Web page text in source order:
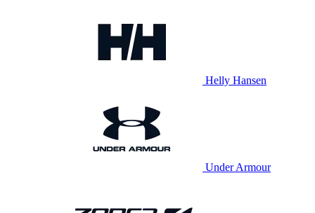
Helly Hansen
Under Armour